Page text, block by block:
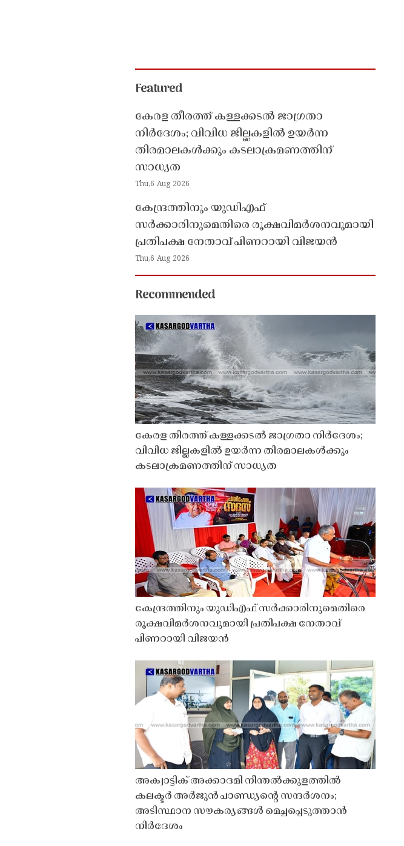
Featured
കേരള തീരത്ത് കള്ളക്കടൽ ജാഗ്രതാ
നിർദേശം; വിവിധ ജില്ലകളിൽ ഉയർന്ന
തിരമാലകൾക്കും കടലാക്രമണത്തിന്
സാധ്യത
Thu,6 Aug 2026
കേന്ദ്രത്തിനും യുഡിഎഫ്
സർക്കാരിനുമെതിരെ രൂക്ഷവിമർശനവുമായി
പ്രതിപക്ഷ നേതാവ് പിണറായി വിജയൻ
Thu,6 Aug 2026
Recommended
കേരള തീരത്ത് കള്ളക്കടൽ ജാഗ്രതാ നിർദേശം;
വിവിധ ജില്ലകളിൽ ഉയർന്ന തിരമാലകൾക്കും
കടലാക്രമണത്തിന് സാധ്യത
കേന്ദ്രത്തിനും യുഡിഎഫ് സർക്കാരിനുമെതിരെ
രൂക്ഷവിമർശനവുമായി പ്രതിപക്ഷ നേതാവ്
പിണറായി വിജയൻ
അക്വാട്ടിക് അക്കാദമി നീന്തൽക്കുളത്തിൽ
കലക്ടർ അർജുൻ പാണ്ഡ്യൻ്റെ സന്ദർശനം;
അടിസ്ഥാന സൗകര്യങ്ങൾ മെച്ചപ്പെടുത്താൻ
നിർദേശം